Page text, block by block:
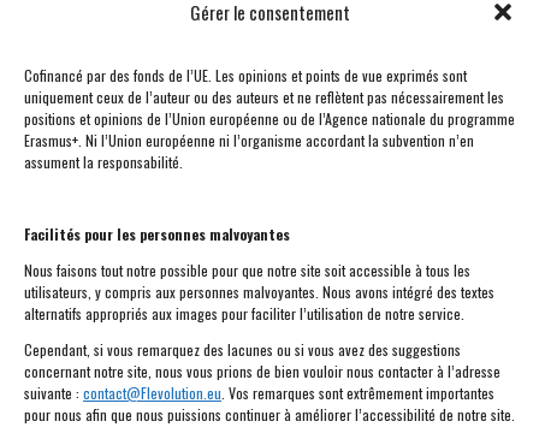
Gérer le consentement
Cofinancé par des fonds de l’UE. Les opinions et points de vue exprimés sont
uniquement ceux de l’auteur ou des auteurs et ne reflètent pas nécessairement les
positions et opinions de l’Union européenne ou de l’Agence nationale du programme
Erasmus+. Ni l’Union européenne ni l’organisme accordant la subvention n’en
assument la responsabilité.
Facilités pour les personnes malvoyantes
Nous faisons tout notre possible pour que notre site soit accessible à tous les
utilisateurs, y compris aux personnes malvoyantes. Nous avons intégré des textes
alternatifs appropriés aux images pour faciliter l’utilisation de notre service.
Cependant, si vous remarquez des lacunes ou si vous avez des suggestions
concernant notre site, nous vous prions de bien vouloir nous contacter à l’adresse
suivante : contact@Flevolution.eu . Vos remarques sont extrêmement importantes
pour nous afin que nous puissions continuer à améliorer l’accessibilité de notre site.
l’Université d’Innsbruck (Autriche) et à l’Université de
Département des langues et littératures romanes de
l’Université d’Innsbruck où elle enseigne les littératures
françaises et francophones et l’histoire culturelle. Elle a été
professeure invitée à l’Université d’Oran (Algérie) en 2012, à
professeure invitée du DAAD au Centre canadien d’études
allemandes et européennes de l’Université de Montréal en
2018 (Québec, CA).
Ses recherches portent sur le roman québécois des XXe et
XXIe siècles et sur la littérature de l’ extrême contemporain